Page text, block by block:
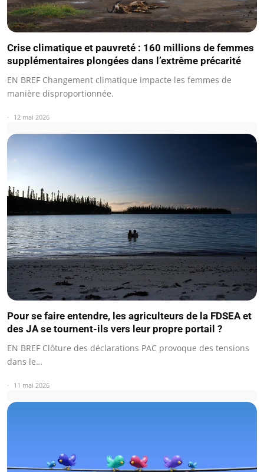
Crise climatique et pauvreté : 160 millions de femmes
supplémentaires plongées dans l’extrême précarité
EN BREF Changement climatique impacte les femmes de
manière disproportionnée.
12 mai 2026
Pour se faire entendre, les agriculteurs de la FDSEA et
des JA se tournent-ils vers leur propre portail ?
EN BREF Clôture des déclarations PAC provoque des tensions
dans le…
11 mai 2026